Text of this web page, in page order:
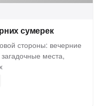
сумерек
стороны: вечерние
места,